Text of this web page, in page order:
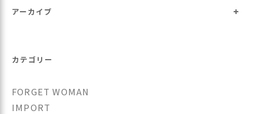
アーカイブ +
カテゴリー
FORGET WOMAN
IMPORT